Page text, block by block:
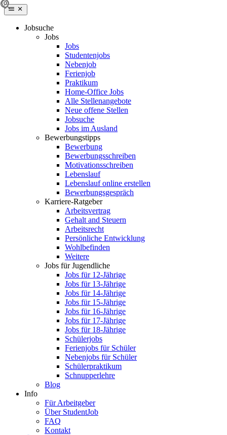
Jobsuche
Jobs
Jobs
Studentenjobs
Nebenjob
Ferienjob
Praktikum
Home-Office Jobs
Alle Stellenangebote
Neue offene Stellen
Jobsuche
Jobs im Ausland
Bewerbungstipps
Bewerbung
Bewerbungsschreiben
Motivationsschreiben
Lebenslauf
Lebenslauf online erstellen
Bewerbungsgespräch
Karriere-Ratgeber
Arbeitsvertrag
Gehalt and Steuern
Arbeitsrecht
Persönliche Entwicklung
Wohlbefinden
Weitere
Jobs für Jugendliche
Jobs für 12-Jährige
Jobs für 13-Jährige
Jobs für 14-Jährige
Jobs für 15-Jährige
Jobs für 16-Jährige
Jobs für 17-Jährige
Jobs für 18-Jährige
Schülerjobs
Ferienjobs für Schüler
Nebenjobs für Schüler
Schülerpraktikum
Schnupperlehre
Blog
Info
Für Arbeitgeber
Über StudentJob
FAQ
Kontakt